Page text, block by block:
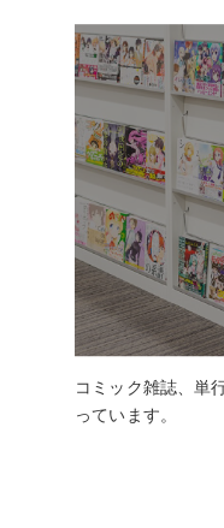
コミック雑誌、単
っています。